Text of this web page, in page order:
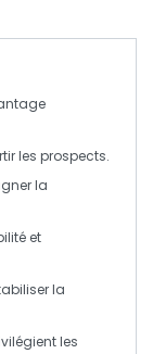
les prospects.
la
et
la
les